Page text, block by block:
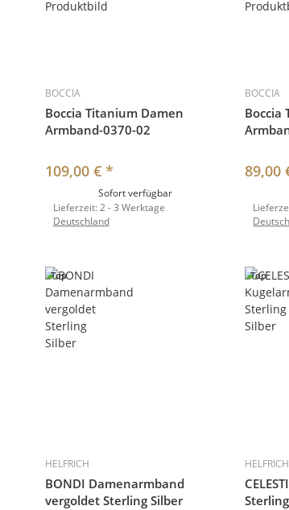
BOCCIA
Boccia Titanium Damen
Armband-0370-02
109,00 € *
Sofort verfügbar
Lieferzeit:2 - 3 Werktage
Deutschland
BOCCIA
Boccia
89,00
Top
HELFRICH
BONDI Damenarmband
vergoldet Sterling Silber
Top
HELFRICH